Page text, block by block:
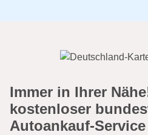
Immer in Ihrer
kostenloser
Autoankauf-Service